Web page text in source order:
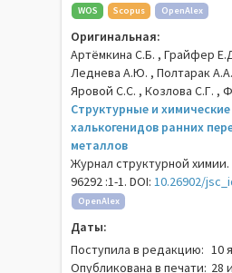
WOS Scopus OpenAlex
Оригинальная:
Артёмкина С.Б. , Грайфер
Леднева А.Ю. , Полтарак
Яровой С.С. , Козлова С.Г. ,
Cтруктурные и
халькогенидов ранних
металлов
Журнал структурной химии.
96292 :1-1. DOI:10.26902/
OpenAlex
Даты:
Поступила в редакцию: 10
Опубликована в печати: 28